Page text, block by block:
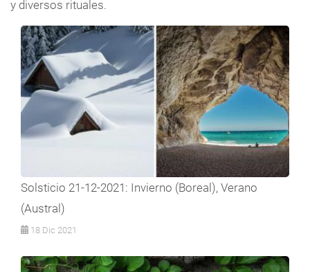
y diversos rituales.
Solsticio 21-12-2021: Invierno (Boreal), Verano
(Austral)
18 Dic 2021